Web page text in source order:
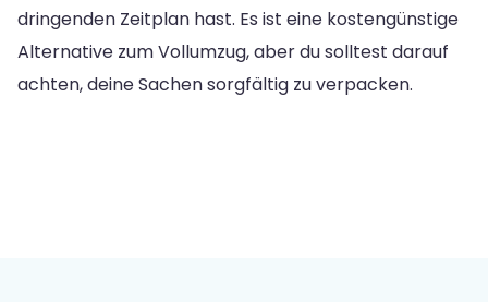
dringenden Zeitplan hast. Es ist eine kostengünstige
Alternative zum Vollumzug, aber du solltest darauf
achten, deine Sachen sorgfältig zu verpacken.